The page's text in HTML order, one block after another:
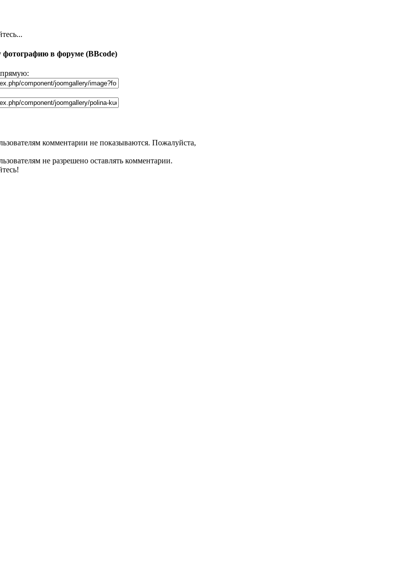
фотографию в форуме (BBcode)
комментарии не показываются. Пожалуйста,
не разрешено оставлять комментарии.